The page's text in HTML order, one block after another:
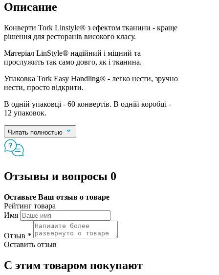
Описание
Конверти Tork Linstyle® з ефектом тканини - краще
рішення для ресторанів високого класу.
Матеріал LinStyle® надійний і міцний та
прослужить так само довго, як і тканина.
Упаковка Tork Easy Handling® - легко нести, зручно
нести, просто відкрити.
В одній упаковці - 60 конвертів. В одній коробці -
12 упаковок.
Читать полностью
Отзывы и вопросы 0
Оставьте Ваш отзыв о товаре
Рейтинг товара
Имя
Отзыв *
Оставить отзыв
С этим товаром покупают